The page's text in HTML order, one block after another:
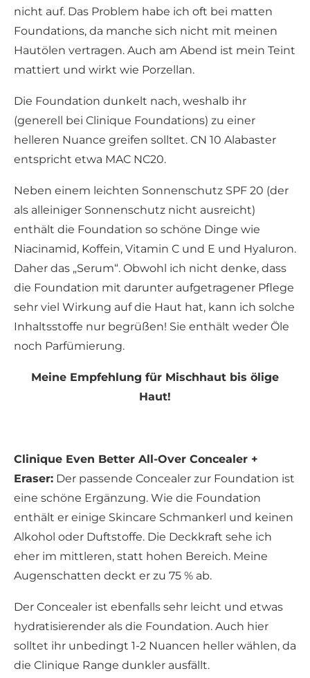
nicht auf. Das Problem habe ich oft bei matten
Foundations, da manche sich nicht mit meinen
Hautölen vertragen. Auch am Abend ist mein Teint
mattiert und wirkt wie Porzellan.
Die Foundation dunkelt nach, weshalb ihr
(generell bei Clinique Foundations) zu einer
helleren Nuance greifen solltet. CN 10 Alabaster
entspricht etwa MAC NC20.
Neben einem leichten Sonnenschutz SPF 20 (der
als alleiniger Sonnenschutz nicht ausreicht)
enthält die Foundation so schöne Dinge wie
Niacinamid, Koffein, Vitamin C und E und Hyaluron.
Daher das „Serum“. Obwohl ich nicht denke, dass
die Foundation mit darunter aufgetragener Pflege
sehr viel Wirkung auf die Haut hat, kann ich solche
Inhaltsstoffe nur begrüßen! Sie enthält weder Öle
noch Parfümierung.
Meine Empfehlung für Mischhaut bis ölige
Haut!
Clinique Even Better All-Over Concealer +
Eraser: Der passende Concealer zur Foundation ist
eine schöne Ergänzung. Wie die Foundation
enthält er einige Skincare Schmankerl und keinen
Alkohol oder Duftstoffe. Die Deckkraft sehe ich
eher im mittleren, statt hohen Bereich. Meine
Augenschatten deckt er zu 75 % ab.
Der Concealer ist ebenfalls sehr leicht und etwas
hydratisierender als die Foundation. Auch hier
solltet ihr unbedingt 1-2 Nuancen heller wählen, da
die Clinique Range dunkler ausfällt.